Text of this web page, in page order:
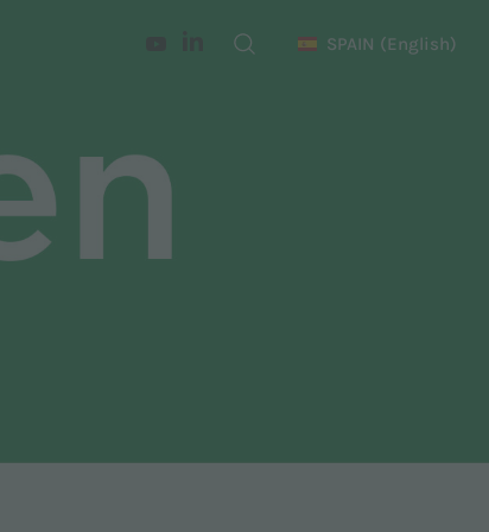
SPAIN (English)